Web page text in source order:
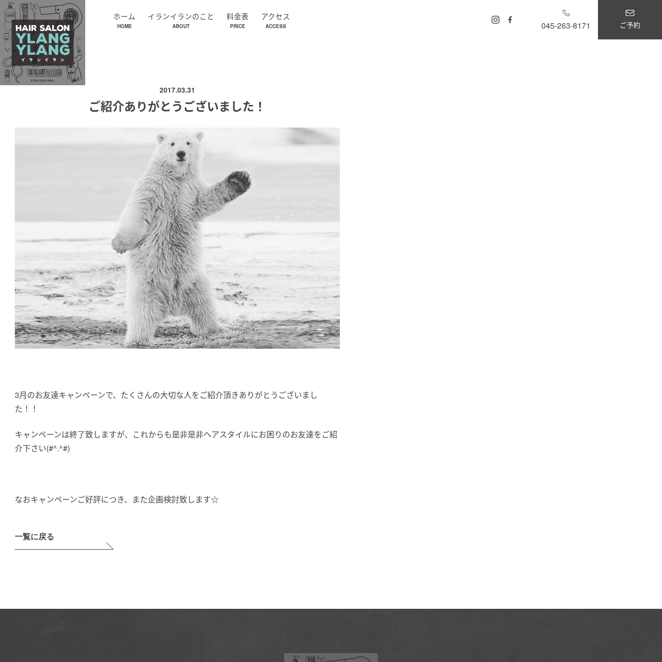
ホーム
HOME
イランイランのこと
ABOUT
料金表
PRICE
アクセス
ACCESS 045-263-8171 ご予約
2017.03.31
ご紹介ありがとうございました！
3月のお友達キャンペーンで、たくさんの大切な人をご紹介頂きありがとうございまし
た！！
キャンペーンは終了致しますが、これからも是非是非ヘアスタイルにお困りのお友達をご紹
介下さい(#^.^#)
なおキャンペーンご好評につき、また企画検討致します☆
一覧に戻る